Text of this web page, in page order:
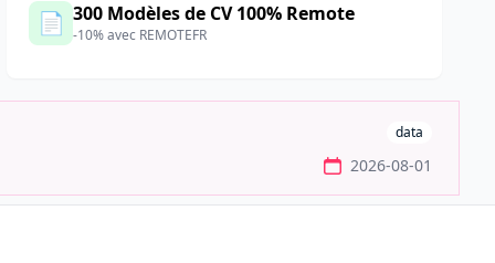
📄 300 Modèles de CV 100% Remote
-10% avec REMOTEFR
data
2026-08-01